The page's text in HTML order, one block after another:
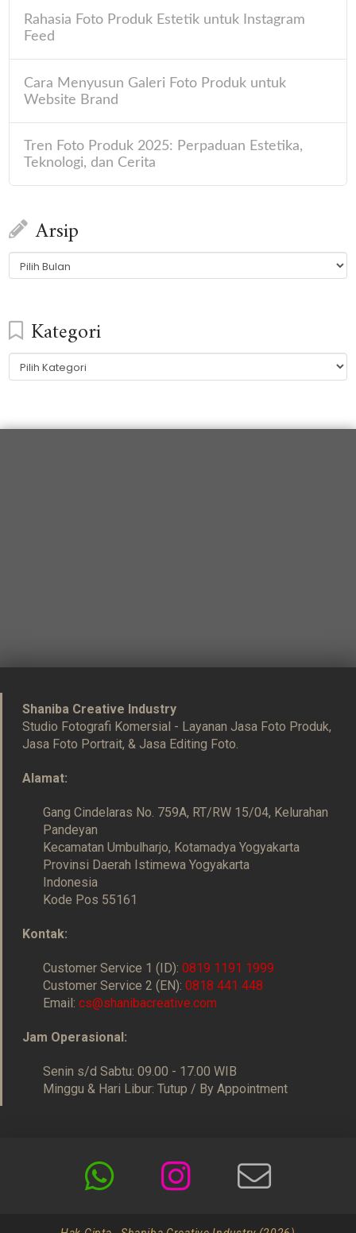
Rahasia Foto Produk Estetik untuk Instagram
Feed
Cara Menyusun Galeri Foto Produk untuk
Website Brand
Tren Foto Produk 2025: Perpaduan Estetika,
Teknologi, dan Cerita
Arsip
Arsip
Kategori
Kategori
Shaniba Creative Industry
Studio Fotografi Komersial - Layanan Jasa Foto Produk,
Jasa Foto Portrait, & Jasa Editing Foto.
Alamat:
Gang Cindelaras No. 759A, RT/RW 15/04, Kelurahan
Pandeyan
Kecamatan Umbulharjo, Kotamadya Yogyakarta
Provinsi Daerah Istimewa Yogyakarta
Indonesia
Kode Pos 55161
Kontak:
Customer Service 1 (ID):0819 1191 1999
Customer Service 2 (EN):0818 441 448
Email:cs@shanibacreative.com
Jam Operasional:
Senin s/d Sabtu: 09.00 - 17.00 WIB
Minggu & Hari Libur: Tutup / By Appointment